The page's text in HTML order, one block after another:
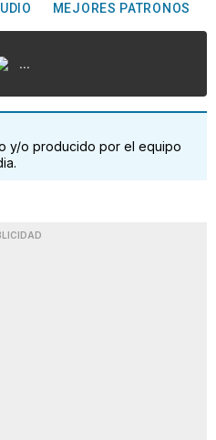
MEJORES PATRONOS
...
y/o producido por el equipo